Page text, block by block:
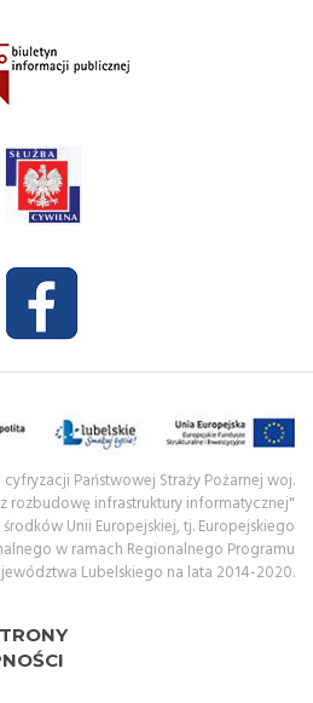
Państwowej Straży Pożarnej woj.
rozbudowę infrastruktury informatycznej"
Unii Europejskiej, tj. Europejskiego
w ramach Regionalnego Programu
Lubelskiego na lata 2014-2020.